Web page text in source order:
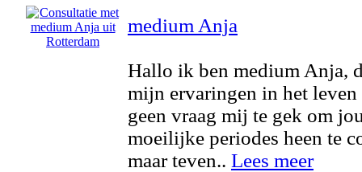
medium Anja
Hallo ik ben medium Anja,
mijn ervaringen in het leven
geen vraag mij te gek om
moeilijke periodes heen te
maar teven.. Lees meer